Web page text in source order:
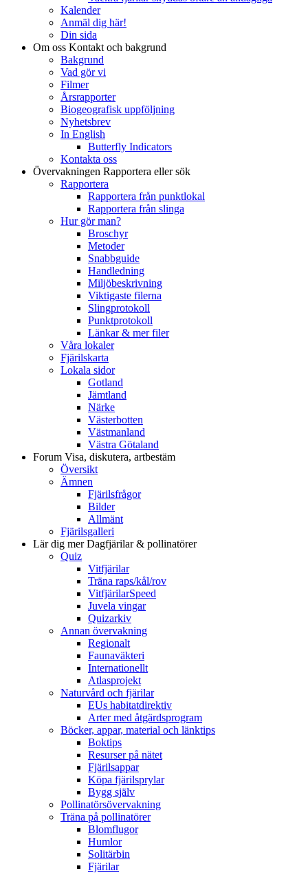
Kalender
Anmäl dig här!
Din sida
Om oss Kontakt och bakgrund
Bakgrund
Vad gör vi
Filmer
Årsrapporter
Biogeografisk uppföljning
Nyhetsbrev
In English
Butterfly Indicators
Kontakta oss
Övervakningen Rapportera eller sök
Rapportera
Rapportera från punktlokal
Rapportera från slinga
Hur gör man?
Broschyr
Metoder
Snabbguide
Handledning
Miljöbeskrivning
Viktigaste filerna
Slingprotokoll
Punktprotokoll
Länkar & mer filer
Våra lokaler
Fjärilskarta
Lokala sidor
Gotland
Jämtland
Närke
Västerbotten
Västmanland
Västra Götaland
Forum Visa, diskutera, artbestäm
Översikt
Ämnen
Fjärilsfrågor
Bilder
Allmänt
Fjärilsgalleri
Lär dig merDagfjärilar & pollinatörer
Quiz
Vitfjärilar
Träna raps/kål/rov
VitfjärilarSpeed
Juvela vingar
Quizarkiv
Annan övervakning
Regionalt
Faunaväkteri
Internationellt
Atlasprojekt
Naturvård och fjärilar
EUs habitatdirektiv
Arter med åtgärdsprogram
Böcker, appar, material och länktips
Boktips
Resurser på nätet
Fjärilsappar
Köpa fjärilsprylar
Bygg själv
Pollinatörsövervakning
Träna på pollinatörer
Blomflugor
Humlor
Solitärbin
Fjärilar